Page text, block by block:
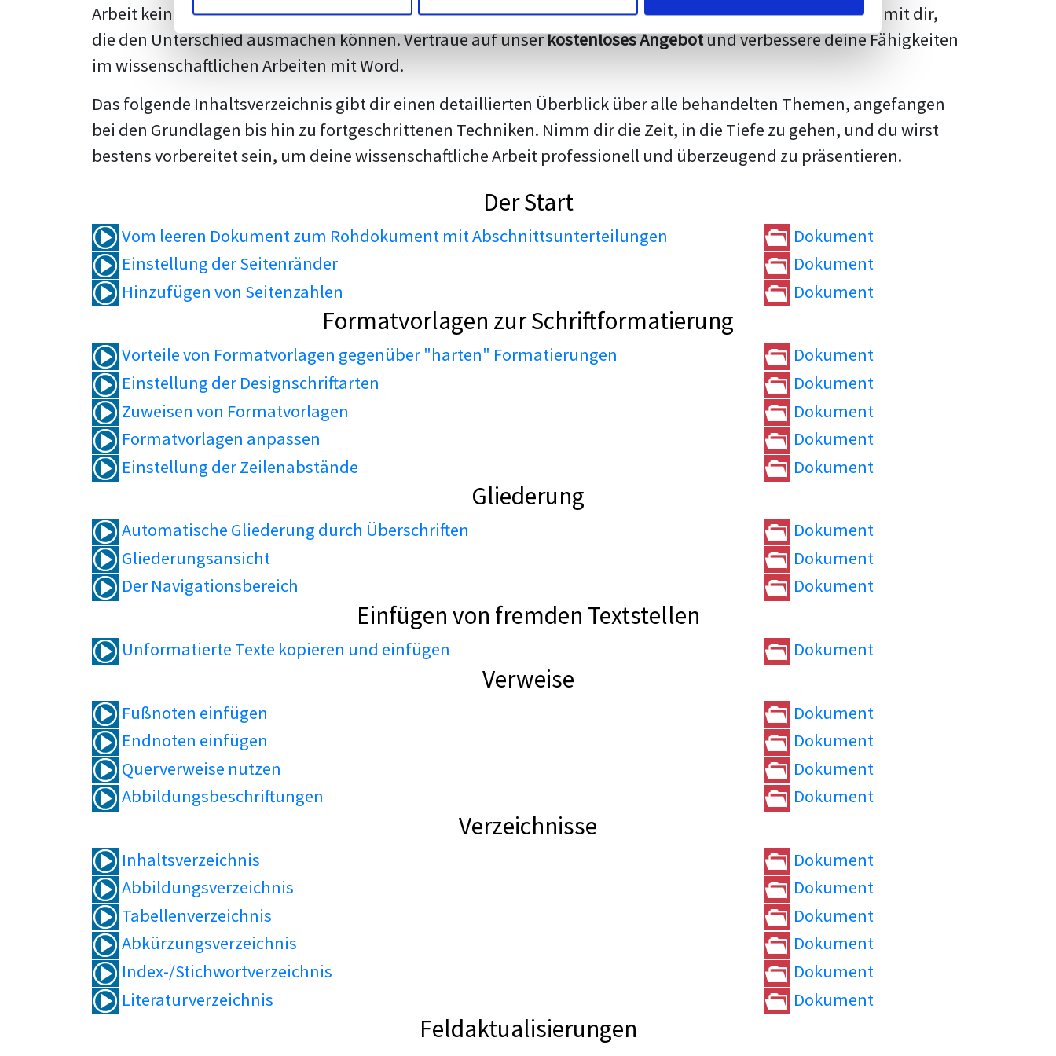
Arbeit kein Problem mehr für dich darstellen. Unsere erfahrenen Trainer teilen wertvolleTipps und Tricks
mit dir,
die den Unterschied ausmachen können. Vertraue auf unserkostenloses Angebotund verbessere deine Fähigkeiten
im wissenschaftlichen Arbeiten mit Word.
Das folgende Inhaltsverzeichnis gibt dir einen detaillierten Überblick über alle behandelten Themen, angefangen
bei den Grundlagen bis hin zu fortgeschrittenen Techniken. Nimm dir die Zeit, in die Tiefe zu gehen, und du wirst
bestens vorbereitet sein, um deine wissenschaftliche Arbeit professionell und überzeugend zu präsentieren.
Der Start
Vom leeren Dokument zum Rohdokument mit Abschnittsunterteilungen
Dokument
Einstellung der Seitenränder
Dokument
Hinzufügen von Seitenzahlen
Dokument
Formatvorlagen zur Schriftformatierung
Vorteile von Formatvorlagen gegenüber "harten" Formatierungen
Dokument
Einstellung der Designschriftarten
Dokument
Zuweisen von Formatvorlagen
Dokument
Formatvorlagen anpassen
Dokument
Einstellung der Zeilenabstände
Dokument
Gliederung
Automatische Gliederung durch Überschriften
Dokument
Gliederungsansicht
Dokument
Der Navigationsbereich
Dokument
Einfügen von fremden Textstellen
Unformatierte Texte kopieren und einfügen Dokument
Verweise
Fußnoten einfügen
Dokument
Endnoten einfügen
Dokument
Querverweise nutzen
Dokument
Abbildungsbeschriftungen
Dokument
Verzeichnisse
Inhaltsverzeichnis
Dokument
Abbildungsverzeichnis
Dokument
Tabellenverzeichnis
Dokument
Abkürzungsverzeichnis
Dokument
Index-/Stichwortverzeichnis
Dokument
Literaturverzeichnis
Dokument
Feldaktualisierungen